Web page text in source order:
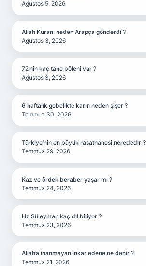
Ağustos 5, 2026
Allah Kuranı neden Arapça gönderdi ?
Ağustos 3, 2026
72’nin kaç tane böleni var ?
Ağustos 3, 2026
6 haftalık gebelikte karın neden şişer ?
Temmuz 30, 2026
Türkiye’nin en büyük rasathanesi nerededir ?
Temmuz 29, 2026
Kaz ve ördek beraber yaşar mı ?
Temmuz 24, 2026
Hz Süleyman kaç dil biliyor ?
Temmuz 23, 2026
Allah’a inanmayan inkar edene ne denir ?
Temmuz 21, 2026